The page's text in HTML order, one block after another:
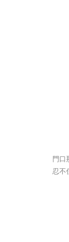
門口
忍不